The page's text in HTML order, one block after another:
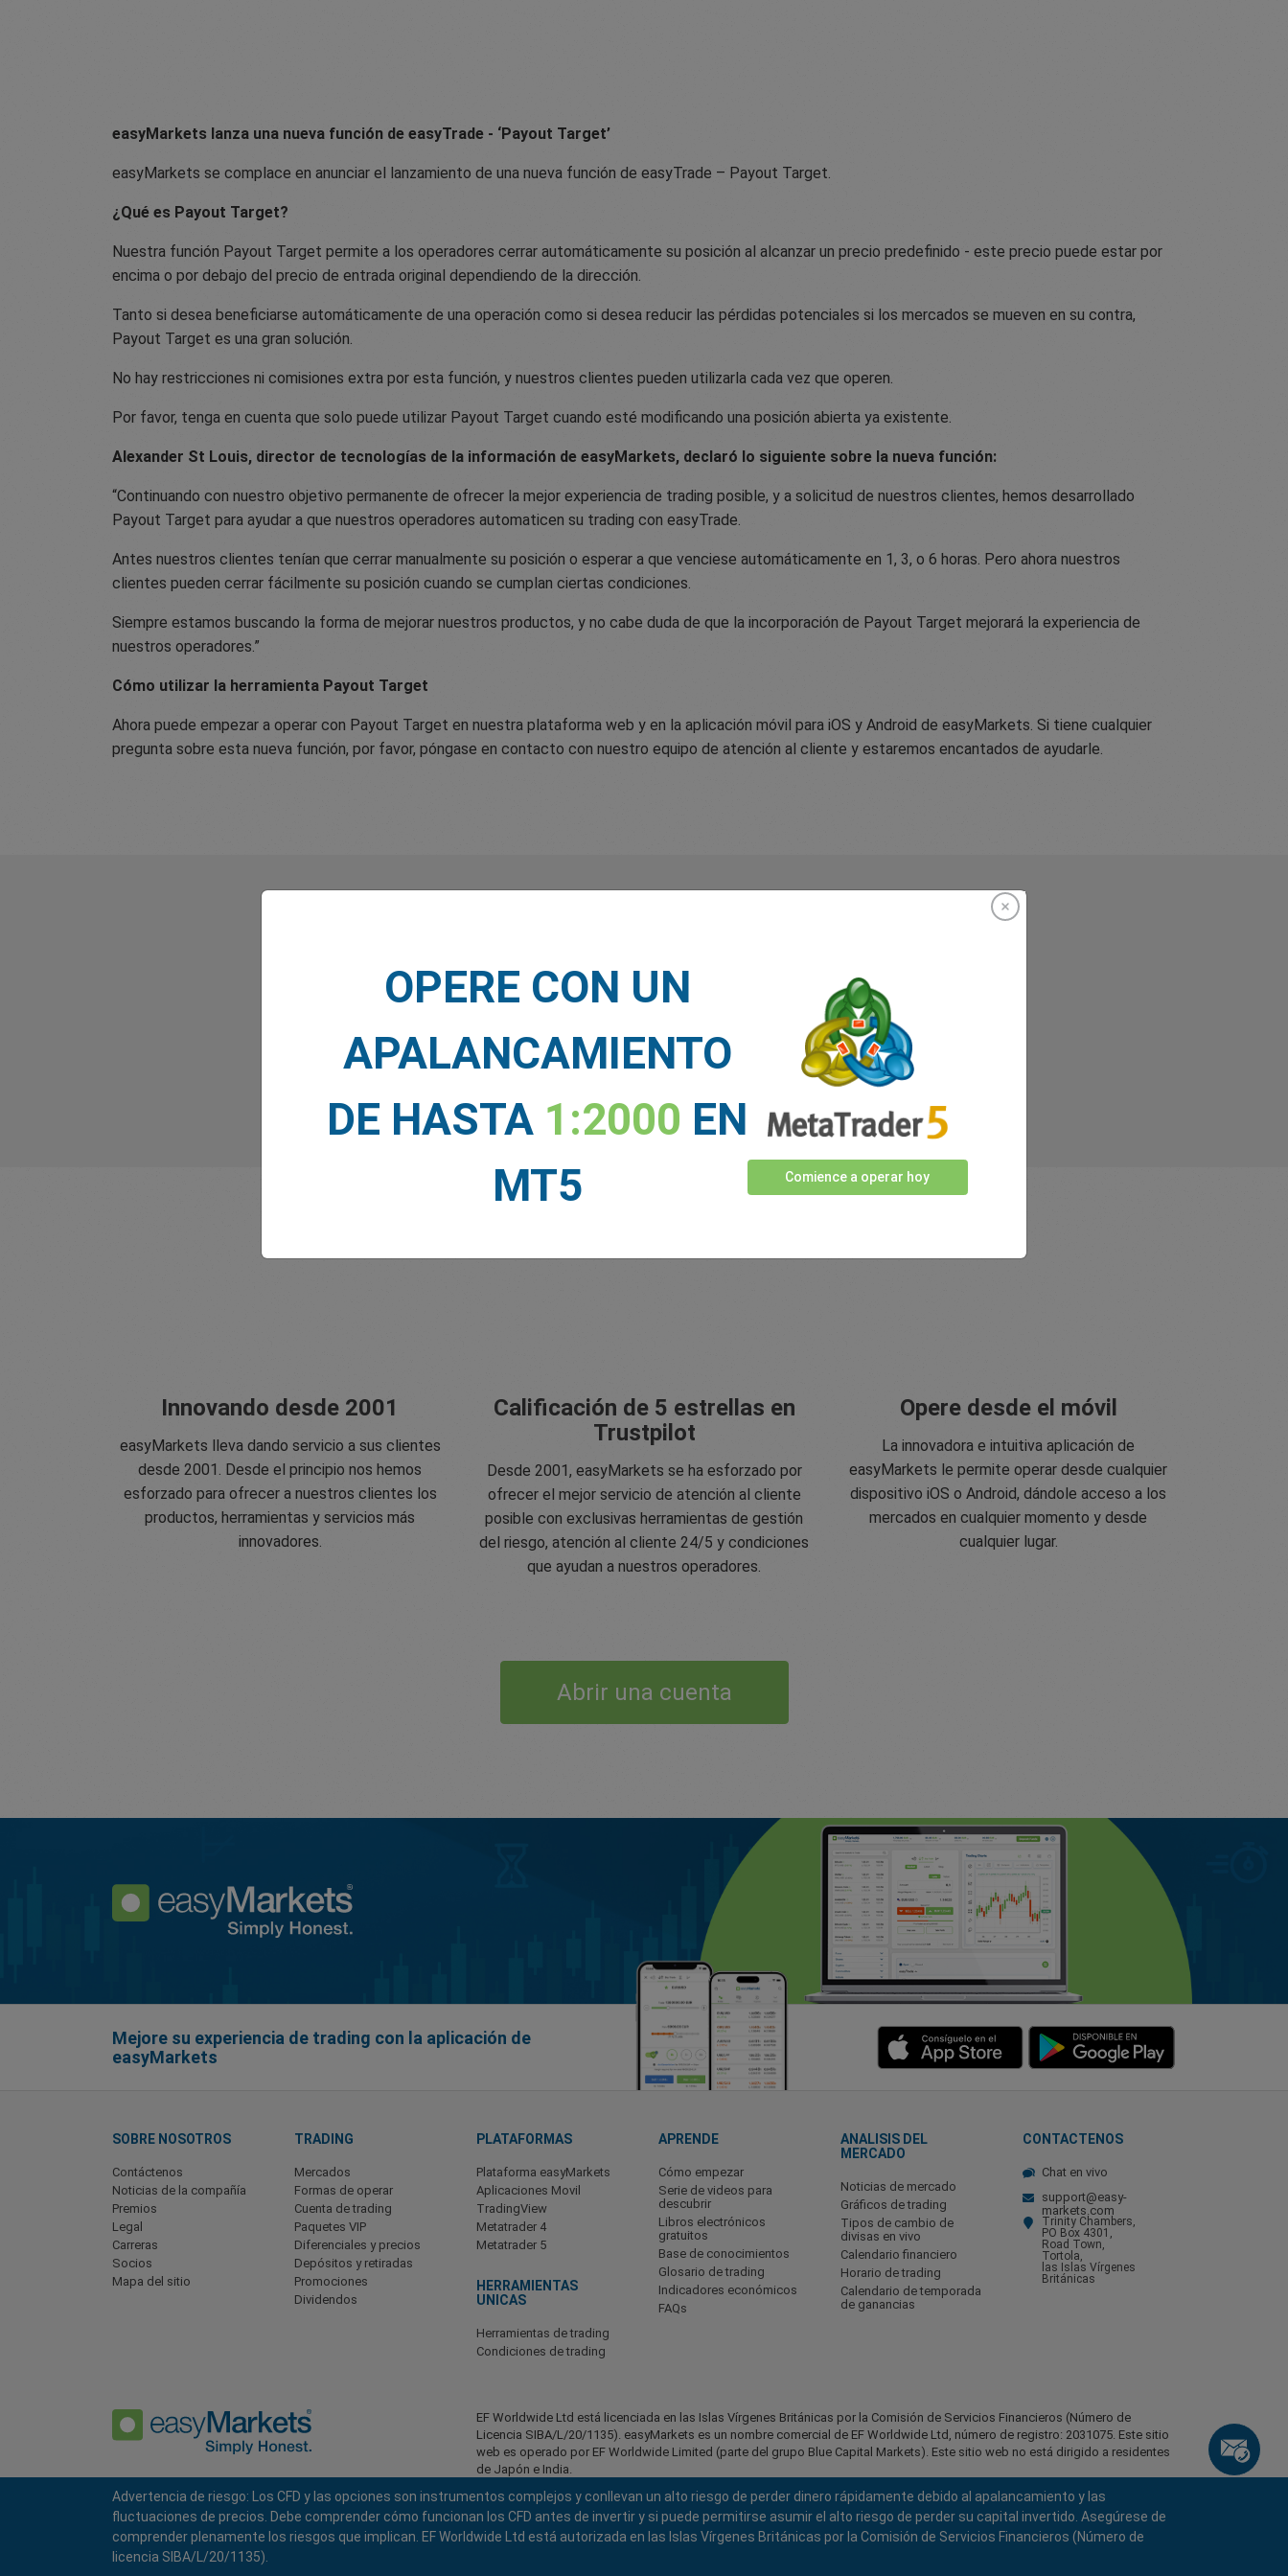
easyMarkets lanza una nueva función de easyTrade - ‘Payout Target’
easyMarkets se complace en anunciar el lanzamiento de una nueva función de easyTrade – Payout Target.
¿Qué es Payout Target?
Nuestra función Payout Target permite a los operadores cerrar automáticamente su posición al alcanzar un precio predefinido - este precio puede estar por
encima o por debajo del precio de entrada original dependiendo de la dirección.
Tanto si desea beneficiarse automáticamente de una operación como si desea reducir las pérdidas potenciales si los mercados se mueven en su contra,
Payout Target es una gran solución.
No hay restricciones ni comisiones extra por esta función, y nuestros clientes pueden utilizarla cada vez que operen.
Por favor, tenga en cuenta que solo puede utilizar Payout Target cuando esté modificando una posición abierta ya existente.
Alexander St Louis, director de tecnologías de la información de easyMarkets, declaró lo siguiente sobre la nueva función:
“Continuando con nuestro objetivo permanente de ofrecer la mejor experiencia de trading posible, y a solicitud de nuestros clientes, hemos desarrollado
Payout Target para ayudar a que nuestros operadores automaticen su trading con easyTrade.
Antes nuestros clientes tenían que cerrar manualmente su posición o esperar a que venciese automáticamente en 1, 3, o 6 horas. Pero ahora nuestros
clientes pueden cerrar fácilmente su posición cuando se cumplan ciertas condiciones.
Siempre estamos buscando la forma de mejorar nuestros productos, y no cabe duda de que la incorporación de Payout Target mejorará la experiencia de
nuestros operadores.”
Cómo utilizar la herramienta Payout Target
Ahora puede empezar a operar con Payout Target en nuestra plataforma web y en la aplicación móvil para iOS y Android de easyMarkets. Si tiene cualquier
pregunta sobre esta nueva función, por favor, póngase en contacto con nuestro equipo de atención al cliente y estaremos encantados de ayudarle.
Innovando desde 2001
easyMarkets lleva dando servicio a sus clientes
desde 2001. Desde el principio nos hemos
esforzado para ofrecer a nuestros clientes los
productos, herramientas y servicios más
innovadores.
Calificación de 5 estrellas en
Trustpilot
Desde 2001, easyMarkets se ha esforzado por
ofrecer el mejor servicio de atención al cliente
posible con exclusivas herramientas de gestión
del riesgo, atención al cliente 24/5 y condiciones
que ayudan a nuestros operadores.
Opere desde el móvil
La innovadora e intuitiva aplicación de
easyMarkets le permite operar desde cualquier
dispositivo iOS o Android, dándole acceso a los
mercados en cualquier momento y desde
cualquier lugar.
Abrir una cuenta
Mejore su experiencia de trading con la aplicación de
easyMarkets
SOBRE NOSOTROS
Contáctenos
Noticias de la compañía
Premios
Legal
Carreras
Socios
Mapa del sitio
TRADING
Mercados
Formas de operar
Cuenta de trading
Paquetes VIP
Diferenciales y precios
Depósitos y retiradas
Promociones
Dividendos
PLATAFORMAS
Plataforma easyMarkets
Aplicaciones Movil
TradingView
Metatrader 4
Metatrader 5
HERRAMIENTAS
UNICAS
Herramientas de trading
Condiciones de trading
APRENDE
Cómo empezar
Serie de videos para
descubrir
Libros electrónicos
gratuitos
Base de conocimientos
Glosario de trading
Indicadores económicos
FAQs
ANALISIS DEL
MERCADO
Noticias de mercado
Gráficos de trading
Tipos de cambio de
divisas en vivo
Calendario financiero
Horario de trading
Calendario de temporada
de ganancias
CONTACTENOS
Chat en vivo
support@easy-
markets.com
Trinity Chambers,
PO Box 4301,
Road Town,
Tortola,
las Islas Vírgenes
Británicas
Política de Privacidad Términos y Condiciones
EF Worldwide Ltd está licenciada en las Islas Vírgenes Británicas por la Comisión de Servicios Financieros (Número de
Licencia SIBA/L/20/1135). easyMarkets es un nombre comercial de EF Worldwide Ltd, número de registro: 2031075. Este sitio
web es operado por EF Worldwide Limited (parte del grupo Blue Capital Markets). Este sitio web no está dirigido a residentes
de Japón e India.
Regiones restringidas:EF Worldwide Ltd no presta servicios a residentes de ciertas regiones, como Estados Unidos de
América, Israel, Columbia Británica, Manitoba, Quebec, Ontario, Afganistán, Bielorrusia, Cuba, Irán, Libia, Myanmar, Nicaragua,
Corea del Norte, Panamá, Federación Rusa, Seychelles, Venezuela.
OPERE CON UN
APALANCAMIENTO
DE HASTA 1:2000 EN
MT5
Comience a operar hoy
Advertencia de riesgo: Los CFD y las opciones son instrumentos complejos y conllevan un alto riesgo de perder dinero rápidamente debido al apalancamiento y las
fluctuaciones de precios. Debe comprender cómo funcionan los CFD antes de invertir y si puede permitirse asumir el alto riesgo de perder su capital invertido. Asegúrese de
comprender plenamente los riesgos que implican. EF Worldwide Ltd está autorizada en las Islas Vírgenes Británicas por la Comisión de Servicios Financieros (Número de
licencia SIBA/L/20/1135).